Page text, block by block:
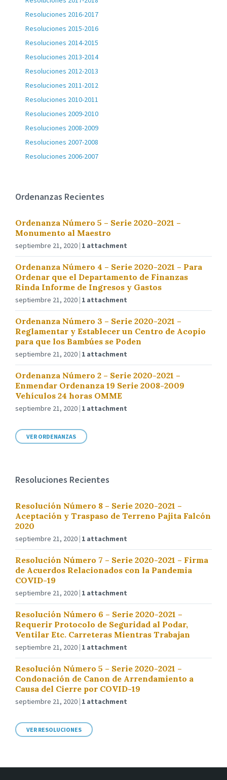
Resoluciones 2016-2017
Resoluciones 2015-2016
Resoluciones 2014-2015
Resoluciones 2013-2014
Resoluciones 2012-2013
Resoluciones 2011-2012
Resoluciones 2010-2011
Resoluciones 2009-2010
Resoluciones 2008-2009
Resoluciones 2007-2008
Resoluciones 2006-2007
Ordenanzas Recientes
Ordenanza Número 5 – Serie 2020-2021 –
Monumento al Maestro
septiembre 21, 2020 1 attachment
Ordenanza Número 4 – Serie 2020-2021 – Para
Ordenar que el Departamento de Finanzas
Rinda Informe de Ingresos y Gastos
septiembre 21, 2020 1 attachment
Ordenanza Número 3 – Serie 2020-2021 –
Reglamentar y Establecer un Centro de Acopio
para que los Bambúes se Poden
septiembre 21, 2020 1 attachment
Ordenanza Número 2 – Serie 2020-2021 –
Enmendar Ordenanza 19 Serie 2008-2009
Vehículos 24 horas OMME
septiembre 21, 2020 1 attachment
VER ORDENANZAS
Resoluciones Recientes
Resolución Número 8 – Serie 2020-2021 –
Aceptación y Traspaso de Terreno Pajita Falcón
2020
septiembre 21, 2020 1 attachment
Resolución Número 7 – Serie 2020-2021 – Firma
de Acuerdos Relacionados con la Pandemia
COVID-19
septiembre 21, 2020 1 attachment
Resolución Número 6 – Serie 2020-2021 –
Requerir Protocolo de Seguridad al Podar,
Ventilar Etc. Carreteras Mientras Trabajan
septiembre 21, 2020 1 attachment
Resolución Número 5 – Serie 2020-2021 –
Condonación de Canon de Arrendamiento a
Causa del Cierre por COVID-19
septiembre 21, 2020 1 attachment
VER RESOLUCIONES